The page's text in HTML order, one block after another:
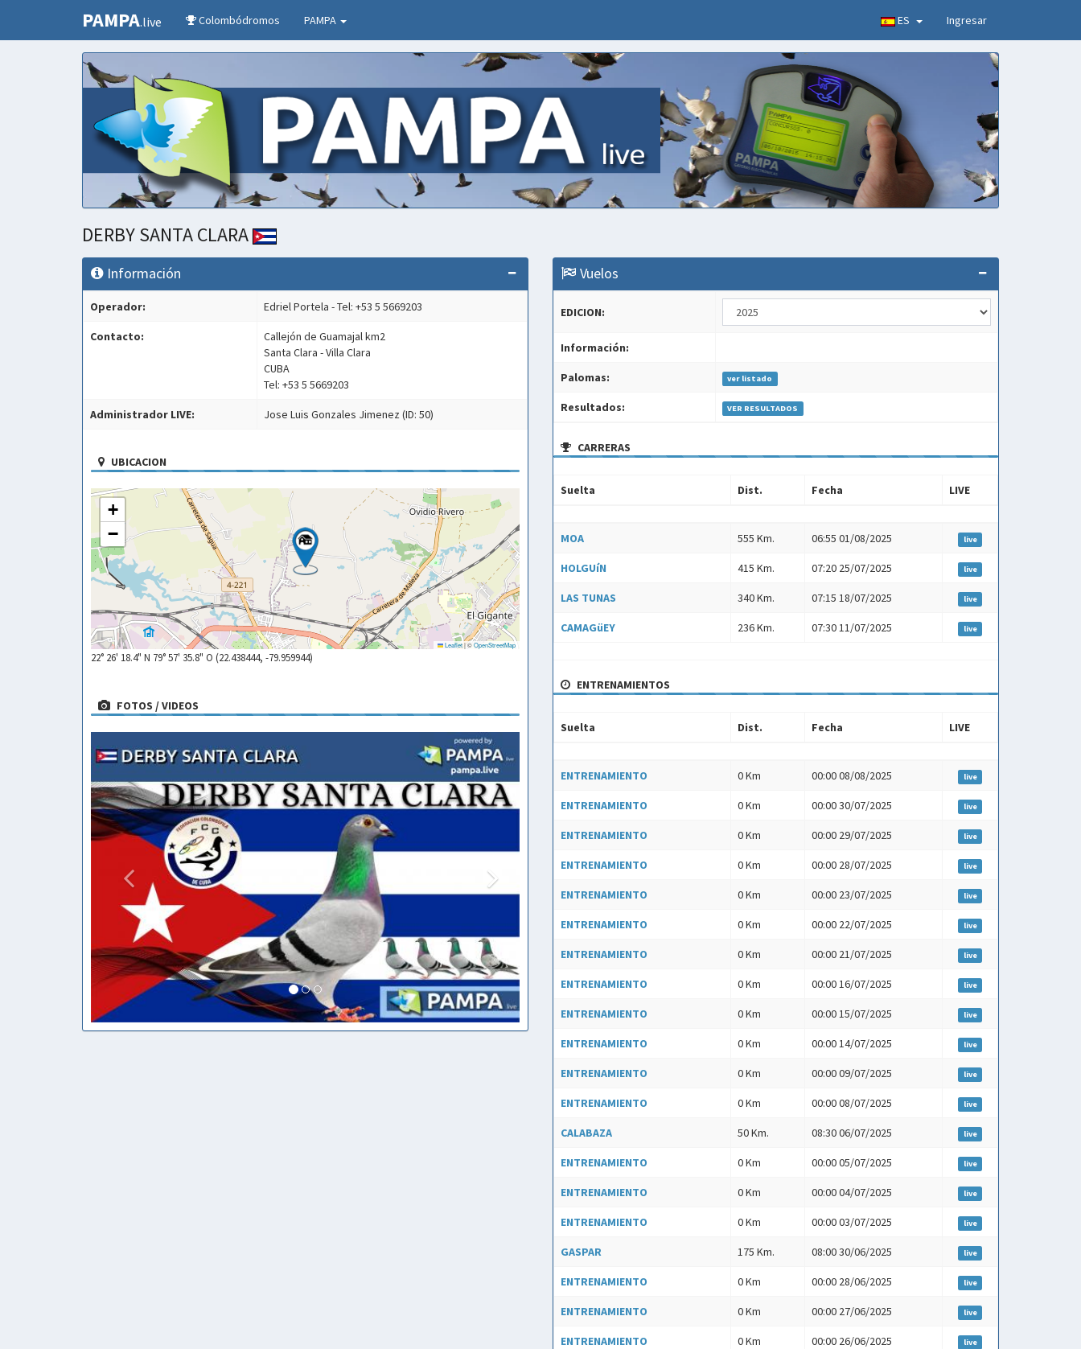
PAMPA.live Colombódromos PAMPA ES Ingresar
DERBY SANTA CLARA
Información
Operador: Edriel Portela - Tel: +53 5 5669203
Contacto:
Callejón de Guamajal km2
Santa Clara - Villa Clara
CUBA
Tel: +53 5 5669203
Administrador LIVE: Jose Luis Gonzales Jimenez (ID: 50)
UBICACION
+
−
Leaflet|©OpenStreetMap
22° 26' 18.4" N 79° 57' 35.8" O (22.438444, -79.959944)
FOTOS / VIDEOS
Vuelos
EDICION:
Información:
Palomas: ver listado
Resultados: VER RESULTADOS
CARRERAS
Suelta Dist. Fecha LIVE
LIVE
MOA 555 Km. 06:55 01/08/2025 live
HOLGUíN 415 Km. 07:20 25/07/2025 live
LAS TUNAS 340 Km. 07:15 18/07/2025 live
CAMAGüEY 236 Km. 07:30 11/07/2025 live
ENTRENAMIENTOS
Suelta Dist. Fecha LIVE
LIVE
ENTRENAMIENTO 0 Km 00:00 08/08/2025 live
ENTRENAMIENTO 0 Km 00:00 30/07/2025 live
ENTRENAMIENTO 0 Km 00:00 29/07/2025 live
ENTRENAMIENTO 0 Km 00:00 28/07/2025 live
ENTRENAMIENTO 0 Km 00:00 23/07/2025 live
ENTRENAMIENTO 0 Km 00:00 22/07/2025 live
ENTRENAMIENTO 0 Km 00:00 21/07/2025 live
ENTRENAMIENTO 0 Km 00:00 16/07/2025 live
ENTRENAMIENTO 0 Km 00:00 15/07/2025 live
ENTRENAMIENTO 0 Km 00:00 14/07/2025 live
ENTRENAMIENTO 0 Km 00:00 09/07/2025 live
ENTRENAMIENTO 0 Km 00:00 08/07/2025 live
CALABAZA 50 Km. 08:30 06/07/2025 live
ENTRENAMIENTO 0 Km 00:00 05/07/2025 live
ENTRENAMIENTO 0 Km 00:00 04/07/2025 live
ENTRENAMIENTO 0 Km 00:00 03/07/2025 live
GASPAR 175 Km. 08:00 30/06/2025 live
ENTRENAMIENTO 0 Km 00:00 28/06/2025 live
ENTRENAMIENTO 0 Km 00:00 27/06/2025 live
ENTRENAMIENTO 0 Km 00:00 26/06/2025 live